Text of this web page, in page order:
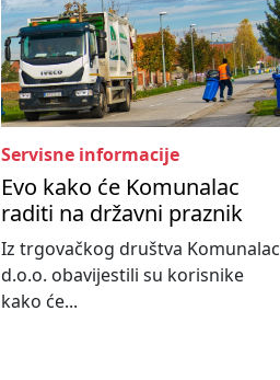
Servisne informacije
Evo kako će Komunalac
raditi na državni praznik
Iz trgovačkog društva Komunalac
d.o.o. obavijestili su korisnike
kako će...